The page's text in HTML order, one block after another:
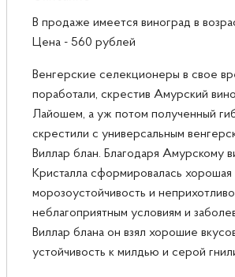
В продаже имеется виноград в
Цена - 560 рублей
Венгерские селекционеры в свое
поработали, скрестив Амурский
Лайошем, а уж потом полученный
скрестили с универсальным
Виллар блан. Благодаря Амурскому
Кристалла сформировалась хорошая
морозоустойчивость и
неблагоприятным условиям и
Виллар блана он взял хорошие
устойчивость к милдью и серой